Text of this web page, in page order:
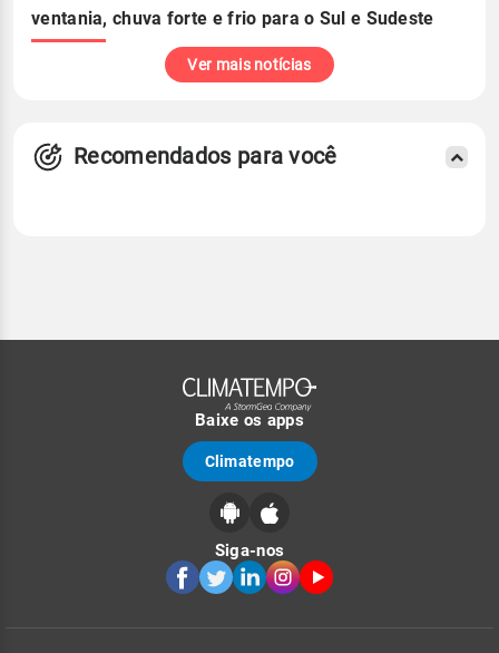
ventania, chuva forte e frio para o Sul e Sudeste
Ver mais notícias
Recomendados para você
Baixe os apps
Climatempo
Siga-nos